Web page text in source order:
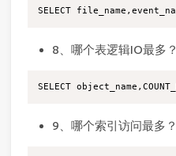
8、哪个表逻辑IO最多？
9、哪个索引访问最多？